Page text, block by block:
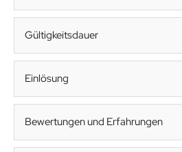
Gültigkeitsdauer
Einlösung
Bewertungen und Erfahrungen